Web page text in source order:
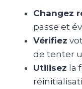
Changez
passe et
Vérifiez
de tenter
Utilisez la